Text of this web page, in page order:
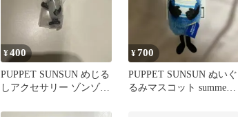
¥400
PUPPET SUNSUN めじる
しアクセサリー ゾンゾン
¥700
PUPPET SUNSUN ぬいぐ
るみマスコット summer